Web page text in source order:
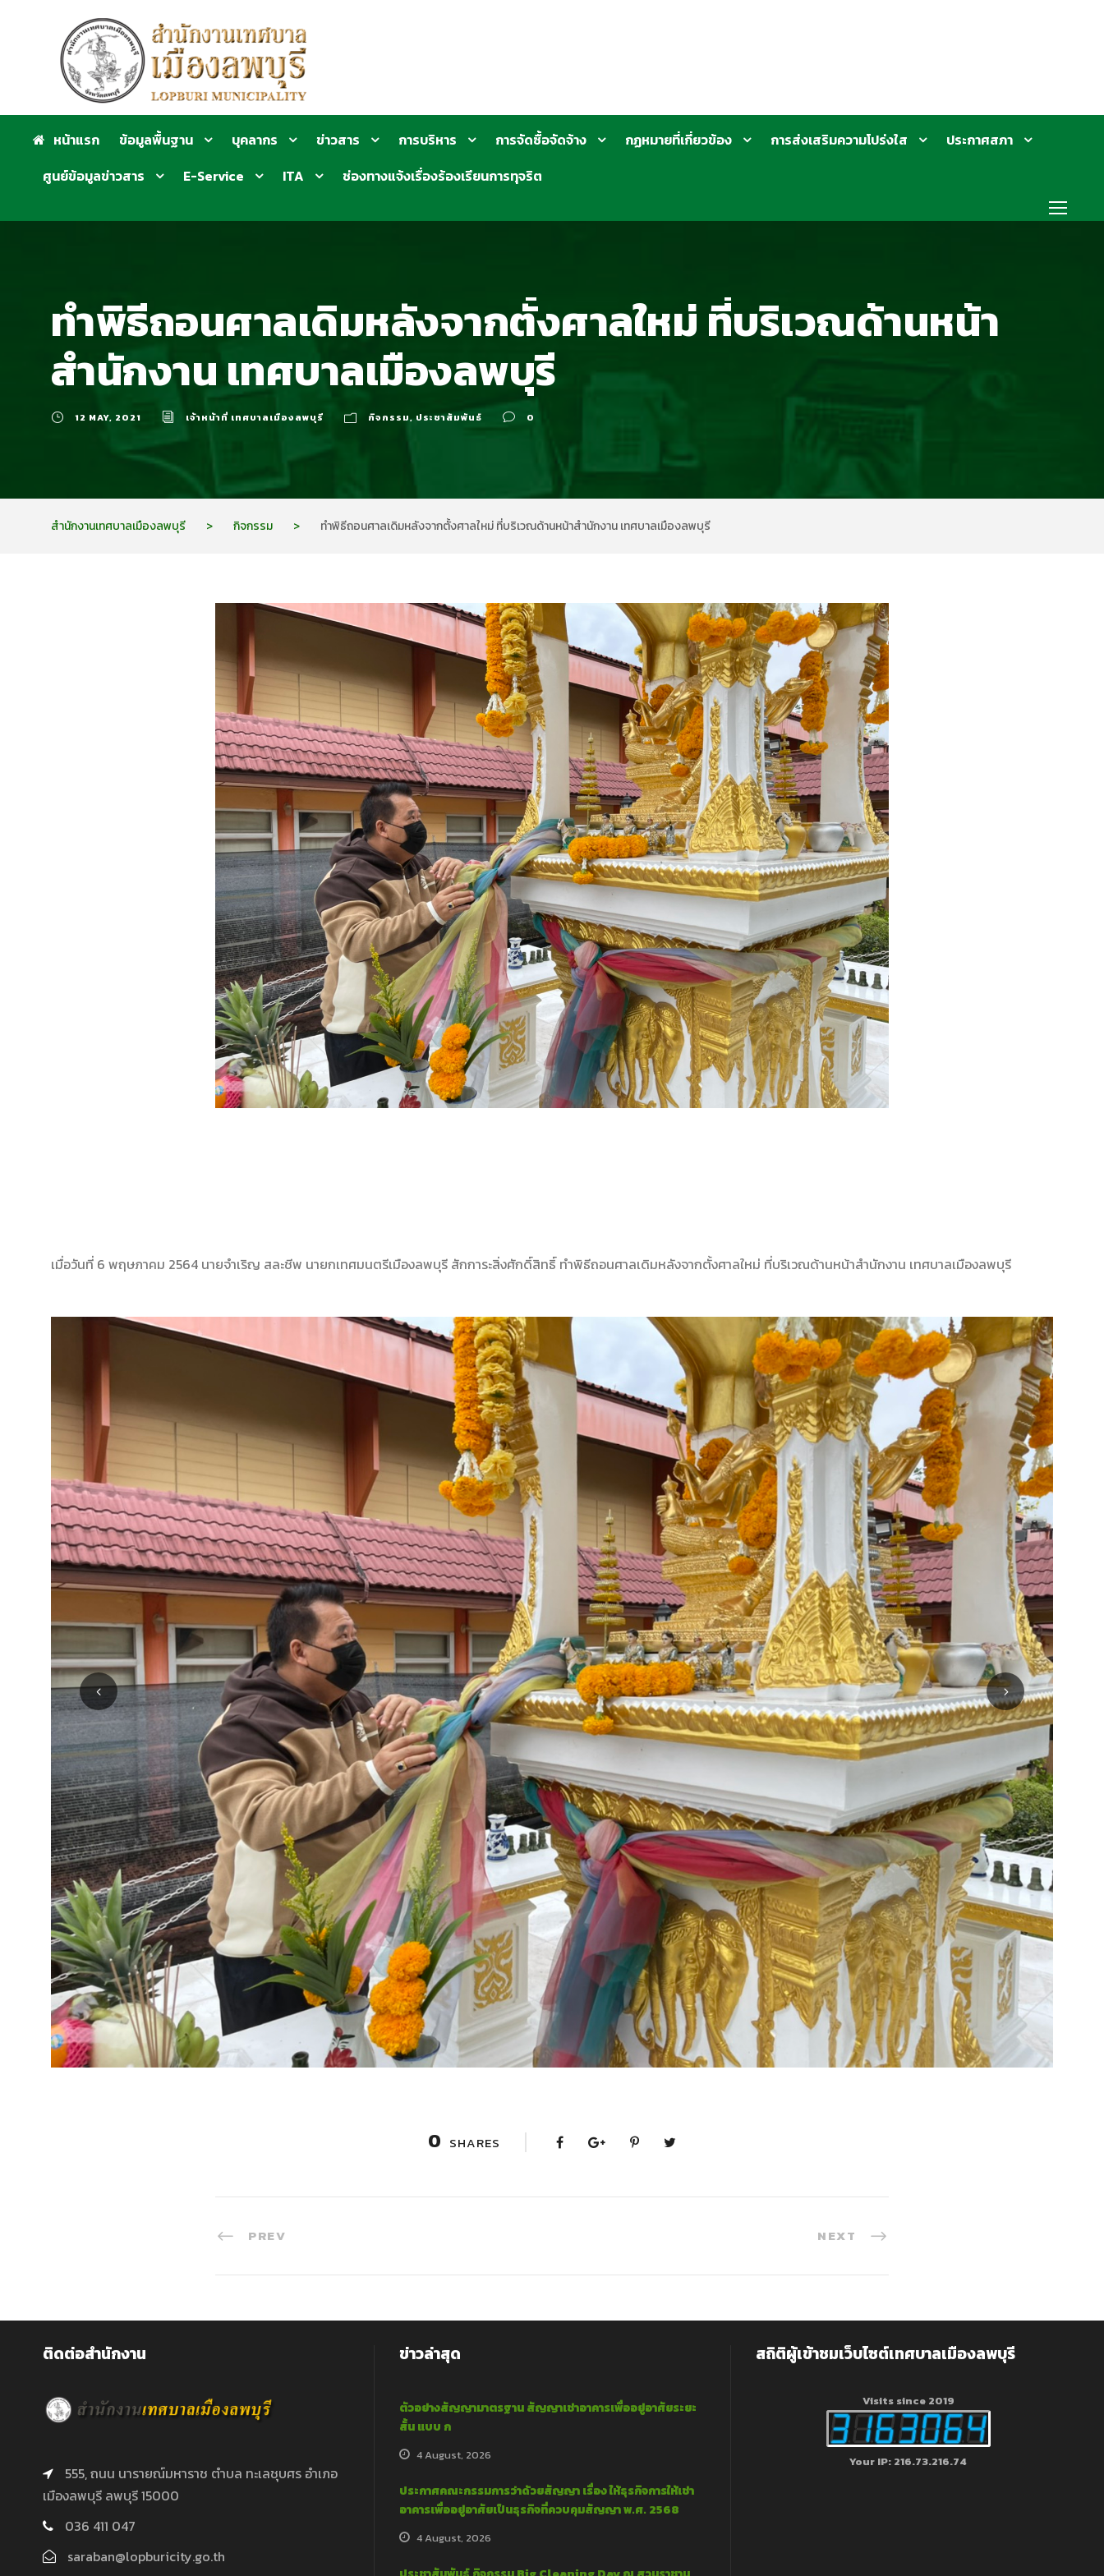
หน้าแรก ข้อมูลพื้นฐาน บุคลากร ข่าวสาร การบริหาร การจัดซื้อจัดจ้าง กฏหมายที่เกี่ยวข้อง การส่งเสริมความโปร่งใส
ประกาศสภา
ศูนย์ข้อมูลข่าวสาร
E-Service ITA ช่องทางแจ้งเรื่องร้องเรียนการทุจริต
ทำพิธีถอนศาลเดิมหลังจากตั้งศาลใหม่ ที่บริเวณด้านหน้า
สำนักงาน เทศบาลเมืองลพบุรี
12 MAY, 2021 เจ้าหน้าที่ เทศบาลเมืองลพบุรี กิจกรรม, ประชาสัมพันธ์ 0
สำนักงานเทศบาลเมืองลพบุรี > กิจกรรม > ทำพิธีถอนศาลเดิมหลังจากตั้งศาลใหม่ ที่บริเวณด้านหน้าสำนักงาน เทศบาลเมืองลพบุรี
เมื่อวันที่ 6 พฤษภาคม 2564 นายจำเริญ สละชีพ นายกเทศมนตรีเมืองลพบุรี สักการะสิ่งศักดิ์สิทธิ์ ทำพิธีถอนศาลเดิมหลังจากตั้งศาลใหม่ ที่บริเวณด้านหน้าสำนักงาน เทศบาลเมืองลพบุรี
0 SHARES
PREV NEXT
ติดต่อสำนักงาน
555, ถนน นารายณ์มหาราช ตำบล ทะเลชุบศร อำเภอ
เมืองลพบุรี ลพบุรี 15000
036 411 047
saraban@lopburicity.go.th
ข่าวล่าสุด
ตัวอย่างสัญญามาตรฐาน สัญญาเช่าอาคารเพื่ออยู่อาศัยระยะ
สั้น แบบ ก
4 August, 2026
ประกาศคณะกรรมการว่าด้วยสัญญา เรื่อง ให้ธุรกิจการให้เช่า
อาคารเพื่ออยู่อาศัยเป็นธุรกิจที่ควบคุมสัญญา พ.ศ. 2568
4 August, 2026
สถิติผู้เข้าชมเว็บไซต์เทศบาลเมืองลพบุรี
Visits since 2019
Your IP: 216.73.216.74